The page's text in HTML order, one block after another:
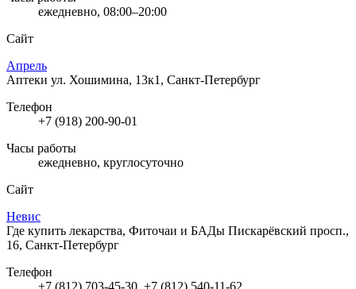
ежедневно, 08:00–20:00
Сайт
Апрель
Аптеки ул. Хошимина, 13к1, Санкт-Петербург
Телефон
+7 (918) 200-90-01
Часы работы
ежедневно, круглосуточно
Сайт
Невис
Где купить лекарства, Фиточаи и БАДы Пискарёвский просп.,
16, Санкт-Петербург
Телефон
+7 (812) 703-45-30, +7 (812) 540-11-62